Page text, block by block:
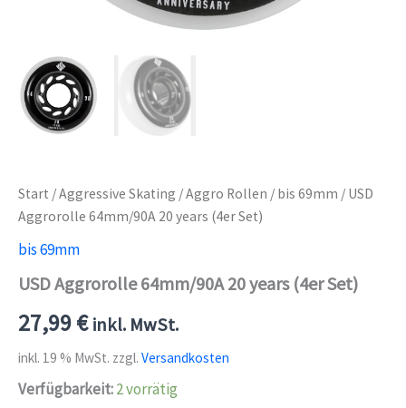
Start /Aggressive Skating /Aggro Rollen / bis 69mm / USD
Aggrorolle 64mm/90A 20 years (4er Set)
bis 69mm
USD Aggrorolle 64mm/90A 20 years (4er Set)
27,99€ inkl. MwSt.
inkl. 19 % MwSt. zzgl. Versandkosten
Verfügbarkeit:2 vorrätig